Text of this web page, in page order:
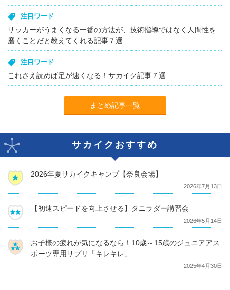
注目ワード
サッカーがうまくなる一番の方法が、技術指導ではなく人間性を
磨くことだと教えてくれる記事７選
注目ワード
これさえ読めば足が速くなる！サカイク記事７選
まとめ記事一覧
サカイクおすすめ
2026年夏サカイクキャンプ【奈良会場】
2026年7月13日
【初速スピードを向上させる】タニラダー講習会
2026年5月14日
お子様の疲れが気になるなら！10歳～15歳のジュニアアス
ポーツ専用サプリ「キレキレ」
2025年4月30日